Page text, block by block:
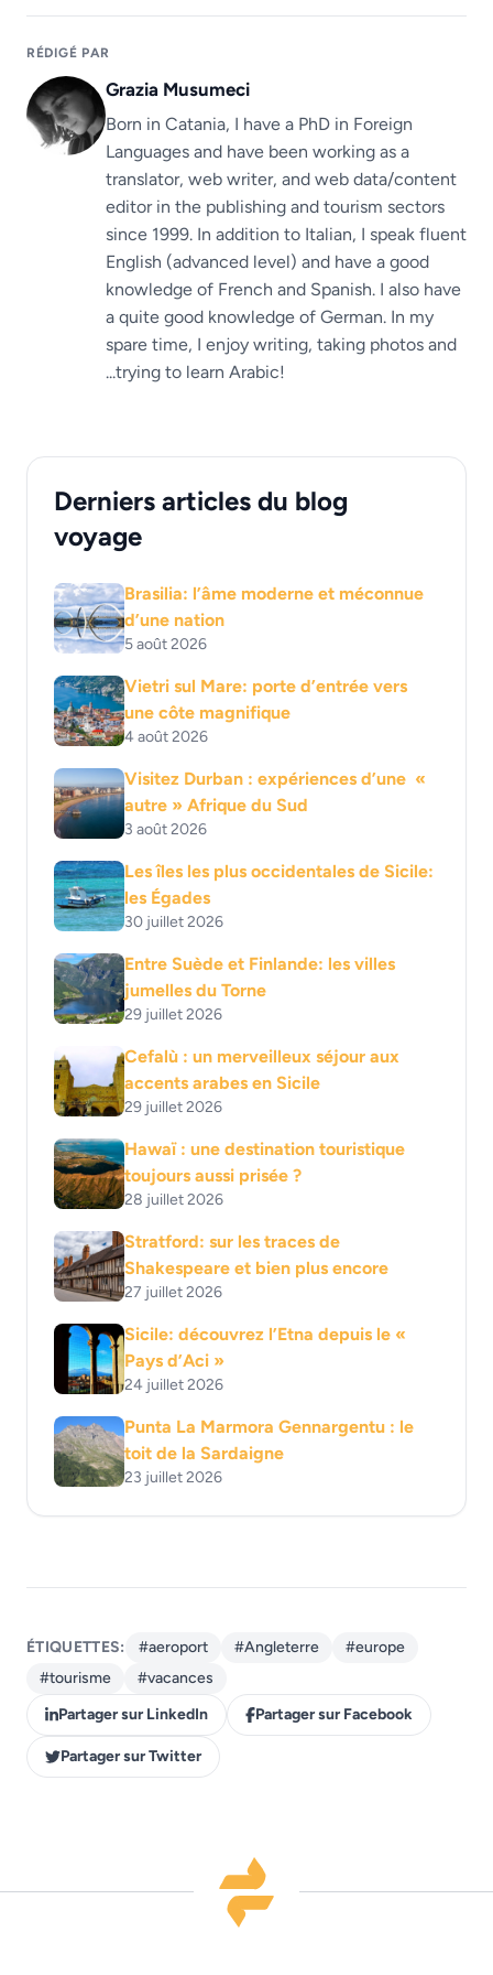
RÉDIGÉ PAR
Grazia Musumeci
Born in Catania, I have a PhD in Foreign
Languages ​​and have been working as a
translator, web writer, and web data/content
editor in the publishing and tourism sectors
since 1999. In addition to Italian, I speak fluent
English (advanced level) and have a good
knowledge of French and Spanish. I also have
a quite good knowledge of German. In my
spare time, I enjoy writing, taking photos and
...trying to learn Arabic!
Derniers articles du blog
voyage
Brasilia: l’âme moderne et méconnue
d’une nation
5 août 2026
Vietri sul Mare: porte d’entrée vers
une côte magnifique
4 août 2026
Visitez Durban : expériences d’une «
autre » Afrique du Sud
3 août 2026
Les îles les plus occidentales de Sicile:
les Égades
30 juillet 2026
Entre Suède et Finlande: les villes
jumelles du Torne
29 juillet 2026
Cefalù : un merveilleux séjour aux
accents arabes en Sicile
29 juillet 2026
Hawaï : une destination touristique
toujours aussi prisée ?
28 juillet 2026
Stratford: sur les traces de
Shakespeare et bien plus encore
27 juillet 2026
Sicile: découvrez l’Etna depuis le «
Pays d’Aci »
24 juillet 2026
Punta La Marmora Gennargentu : le
toit de la Sardaigne
23 juillet 2026
ÉTIQUETTES: #aeroport #Angleterre
#europe
#tourisme
#vacances
Partager sur LinkedIn
Partager sur Facebook
Partager sur Twitter